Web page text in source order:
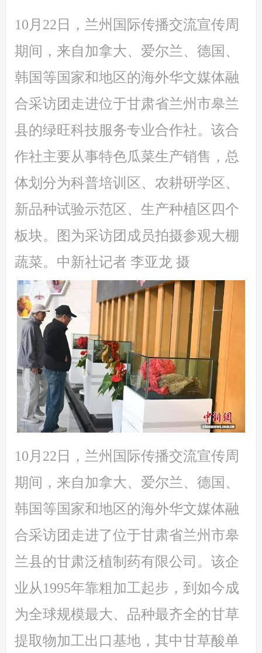
10月22日，兰州国际传播交流宣传周
期间，来自加拿大、爱尔兰、德国、
韩国等国家和地区的海外华文媒体融
合采访团走进位于甘肃省兰州市皋兰
县的绿旺科技服务专业合作社。该合
作社主要从事特色瓜菜生产销售，总
体划分为科普培训区、农耕研学区、
新品种试验示范区、生产种植区四个
板块。图为采访团成员拍摄参观大棚
蔬菜。中新社记者 李亚龙 摄
10月22日，兰州国际传播交流宣传周
期间，来自加拿大、爱尔兰、德国、
韩国等国家和地区的海外华文媒体融
合采访团走进了位于甘肃省兰州市皋
兰县的甘肃泛植制药有限公司。该企
业从1995年靠粗加工起步，到如今成
为全球规模最大、品种最齐全的甘草
提取物加工出口基地，其中甘草酸单